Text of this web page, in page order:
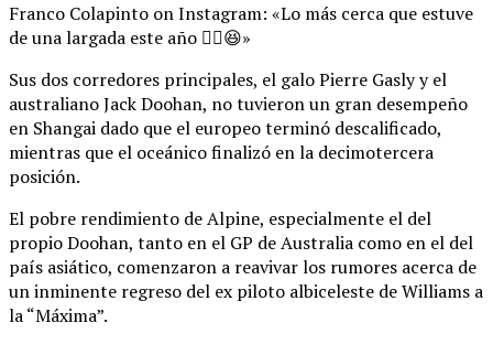
Franco Colapinto on Instagram: «Lo más cerca que estuve
de una largada este año ✌🏼😆»
Sus dos corredores principales, el galo Pierre Gasly y el
australiano Jack Doohan, no tuvieron un gran desempeño
en Shangai dado que el europeo terminó descalificado,
mientras que el oceánico finalizó en la decimotercera
posición.
El pobre rendimiento de Alpine, especialmente el del
propio Doohan, tanto en el GP de Australia como en el del
país asiático, comenzaron a reavivar los rumores acerca de
un inminente regreso del ex piloto albiceleste de Williams a
la “Máxima”.